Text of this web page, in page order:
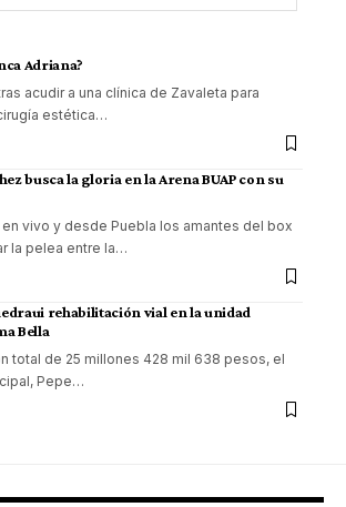
Adriana?
acudir a una clínica de Zavaleta para
estética…
busca la gloria en la Arena BUAP con su
vivo y desde Puebla los amantes del box
la pelea entre la…
rehabilitación vial en la unidad
Bella
total de 25 millones 428 mil 638 pesos, el
Pepe…